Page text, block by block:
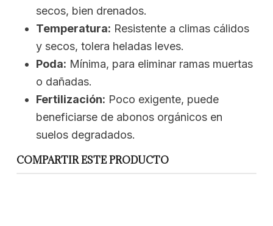
secos, bien drenados.
Temperatura: Resistente a climas cálidos
y secos, tolera heladas leves.
Poda: Mínima, para eliminar ramas muertas
o dañadas.
Fertilización: Poco exigente, puede
beneficiarse de abonos orgánicos en
suelos degradados.
COMPARTIR ESTE PRODUCTO